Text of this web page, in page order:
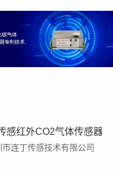
感红外CO2气体传感器
市连丁传感技术有限公司